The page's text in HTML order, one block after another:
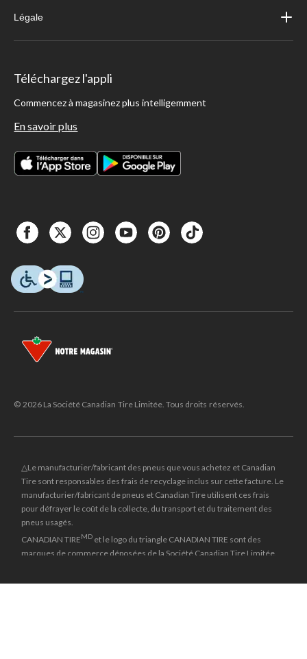
Légale
Téléchargez l'appli
Commencez à magasinez plus intelligemment
En savoir plus
© 2026 La Société Canadian Tire Limitée. Tous droits réservés.
△Le manufacturier/fabricant des pneus que vous achetez et Canadian
Tire sont responsables des frais de recyclage inclus sur cette facture. Le
manufacturier/fabricant de pneus et Canadian Tire utilisent ces frais
pour défrayer le coût de la collecte, du transport et du traitement des
pneus usagés.
CANADIAN TIREMD et le logo du triangle CANADIAN TIRE sont des
marques de commerce déposées de la Société Canadian Tire Limitée.
Le prix rayé reflète le dernier prix régulier national auquel cet article a